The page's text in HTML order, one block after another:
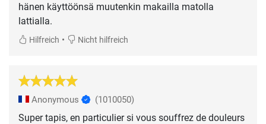
hänen käyttöönsä muutenkin makailla matolla
lattialla.
Hilfreich • Nicht hilfreich
Anonymous (1010050)
Super tapis, en particulier si vous souffrez de douleurs